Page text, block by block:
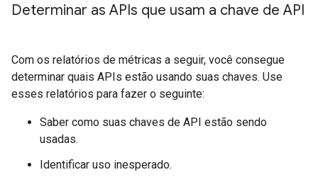
Determinar as APIs que usam a chave de API
Com os relatórios de métricas a seguir, você consegue
determinar quais APIs estão usando suas chaves. Use
esses relatórios para fazer o seguinte:
Saber como suas chaves de API estão sendo
usadas.
Identificar uso inesperado.